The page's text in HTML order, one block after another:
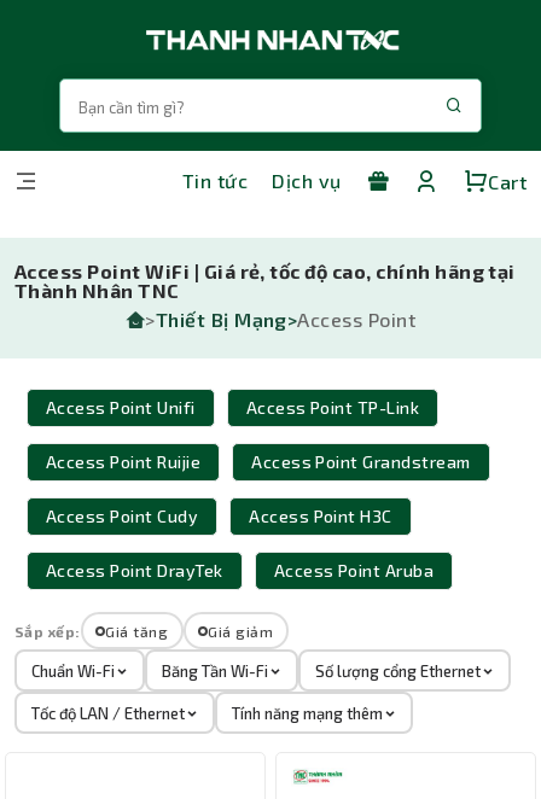
Tin tức Dịch vụ Cart
Access Point WiFi | Giá rẻ, tốc độ cao, chính hãng tại
Thành Nhân TNC
>Thiết Bị Mạng>Access Point
Access Point Unifi Access Point TP-Link
Access Point Ruijie Access Point Grandstream
Access Point Cudy Access Point H3C
Access Point DrayTek Access Point Aruba
Sắp xếp: Giá tăng Giá giảm
Chuẩn Wi-Fi Băng Tần Wi-Fi Số lượng cổng Ethernet
Tốc độ LAN / Ethernet Tính năng mạng thêm